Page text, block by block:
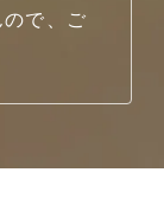
で、ご